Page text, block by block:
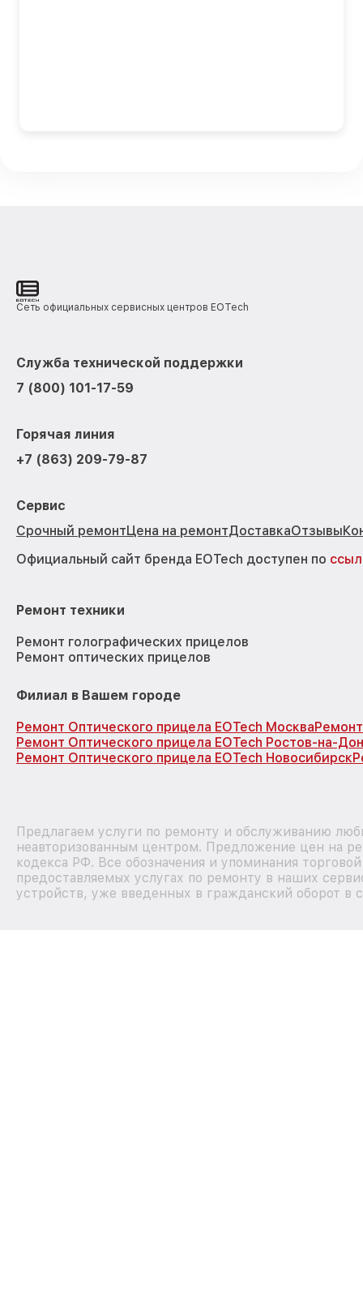
Сеть официальных сервисных центров EOTech
Служба технической поддержки
7 (800) 101-17-59
Горячая линия
+7 (863) 209-79-87
Сервис
Срочный ремонтЦена на ремонтДоставкаОтзывы
Официальный сайт бренда EOTech доступен по
Ремонт техники
Ремонт голографических прицелов
Ремонт оптических прицелов
Филиал в Вашем городе
Ремонт Оптического прицела EOTech Москва
Ремонт Оптического прицела EOTech Ростов-на-
Ремонт Оптического прицела EOTech Новосибирск
Предлагаем услуги по ремонту и обслуживанию
неавторизованным центром. Предложение цен на
кодекса РФ. Все обозначения и упоминания
предоставляемых услугах по ремонту в наших
устройств, уже введенных в гражданский оборот в